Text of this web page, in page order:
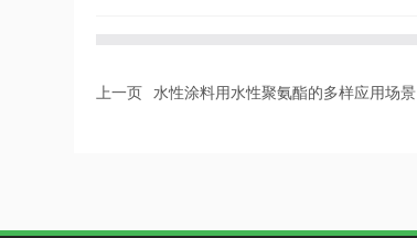
上一页 水性涂料用水性聚氨酯的多样应用场景